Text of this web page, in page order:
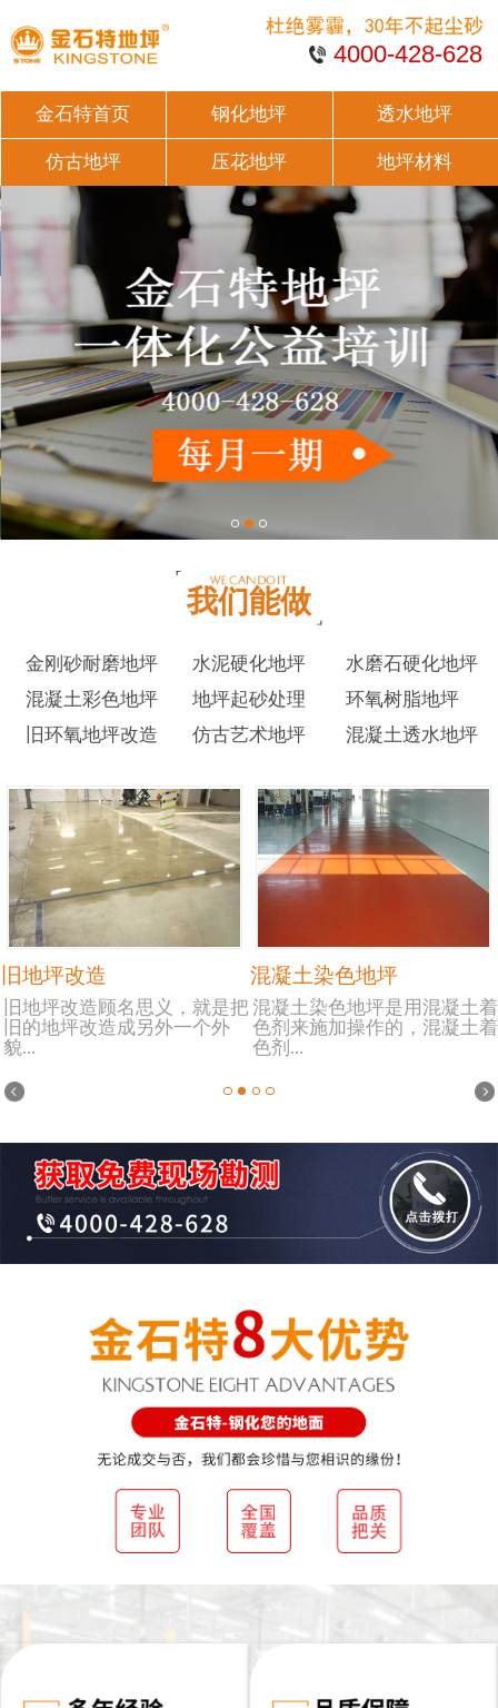
4000-428-628
金石特首页 钢化地坪 透水地坪
仿古地坪 压花地坪 地坪材料
我们能做
金刚砂耐磨地坪 水泥硬化地坪
水磨石硬化地坪
混凝土彩色地坪
地坪起砂处理
环氧树脂地坪
旧环氧地坪改造
仿古艺术地坪 混凝土透水地坪
旧地坪改造
旧地坪改造顾名思义，就是把
旧的地坪改造成另外一个外
貌...
混凝土染色地坪
混凝土染色地坪是用混凝土着
色剂来施加操作的，混凝土着
色剂...